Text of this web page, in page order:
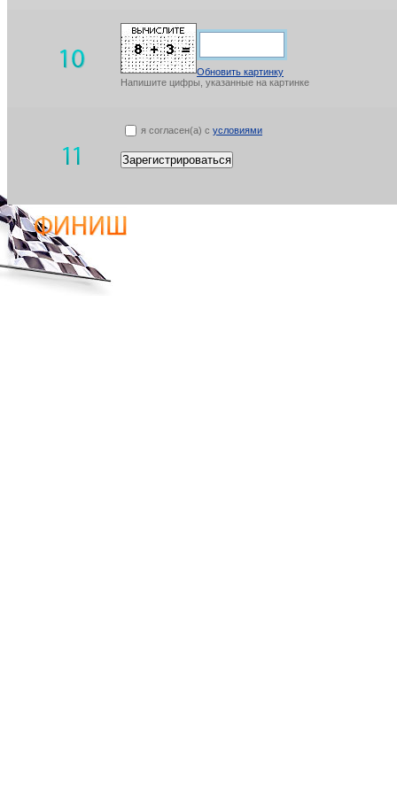
Обновить картинку
Напишите цифры, указанные на картинке
я согласен(а) с условиями
Зарегистрироваться